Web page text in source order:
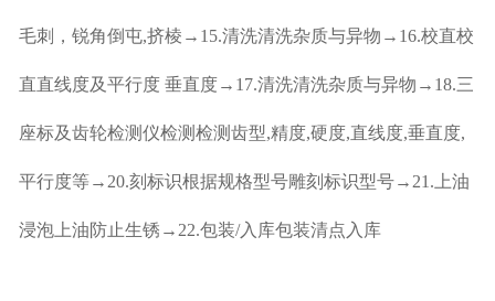
毛刺，锐角倒屯,挤棱→15.清洗清洗杂质与异物→16.校直校
直直线度及平行度 垂直度→17.清洗清洗杂质与异物→18.三
座标及齿轮检测仪检测检测齿型,精度,硬度,直线度,垂直度,
平行度等→20.刻标识根据规格型号雕刻标识型号→21.上油
浸泡上油防止生锈→22.包装/入库包装清点入库